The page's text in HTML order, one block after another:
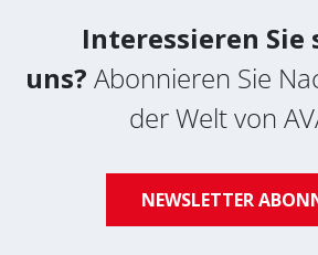
Interessieren Sie
uns? Abonnieren Sie
der Welt von
NEWSLETTER
* Pflichtfeld
Datenschutz-